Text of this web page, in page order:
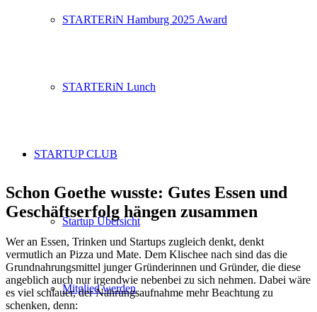
STARTERiN Hamburg 2025 Award
STARTERiN Lunch
STARTUP CLUB
Startup Übersicht
Mitglied werden
Schon Goethe wusste: Gutes Essen und
Geschäftserfolg hängen zusammen
Wer an Essen, Trinken und Startups zugleich denkt, denkt
vermutlich an Pizza und Mate. Dem Klischee nach sind das die
Grundnahrungsmittel junger Gründerinnen und Gründer, die diese
angeblich auch nur irgendwie nebenbei zu sich nehmen. Dabei wäre
es viel schlauer, der Nahrungsaufnahme mehr Beachtung zu
schenken, denn: